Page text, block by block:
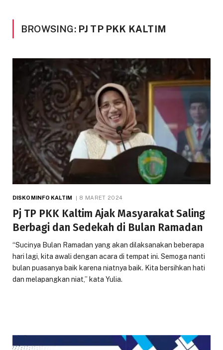
BROWSING: PJ TP PKK KALTIM
DISKOMINFO KALTIM 8 MARET 2024
Pj TP PKK Kaltim Ajak Masyarakat Saling
Berbagi dan Sedekah di Bulan Ramadan
“Sucinya Bulan Ramadan yang akan dilaksanakan beberapa
hari lagi, kita awali dengan acara di tempat ini. Semoga nanti
bulan puasanya baik karena niatnya baik. Kita bersihkan hati
dan melapangkan niat,” kata Yulia.